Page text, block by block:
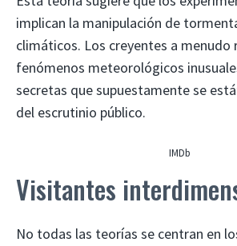
implican la manipulación de
climáticos. Los creyentes a menudo
fenómenos meteorológicos
secretas que supuestamente se
del escrutinio público.
IMDb
Visitantes
No todas las teorías se centran en